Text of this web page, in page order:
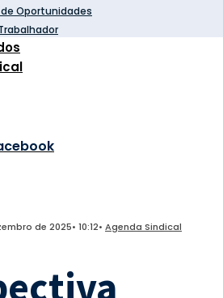
Oportunidades
de 2025• 10:12• Agenda Sindical